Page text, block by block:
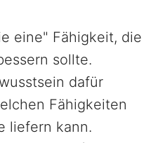
eine" Fähigkeit, die
sollte.
dafür
Fähigkeiten
liefern kann.